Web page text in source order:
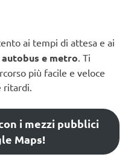
ai tempi di attesa e ai
autobus e metro. Ti
più facile e veloce
ritardi.
i mezzi pubblici
Maps!